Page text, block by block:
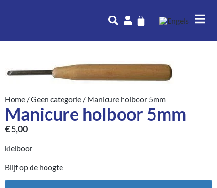
Home /Geen categorie / Manicure holboor 5mm
Manicure holboor 5mm
€5,00
kleiboor
Blijf op de hoogte